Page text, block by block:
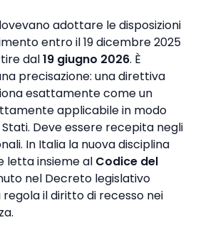
adottare le disposizioni
entro il 19 dicembre 2025
dal19 giugno 2026. È
precisazione: una direttiva
esattamente come un
applicabile in modo
Deve essere recepita negli
In Italia la nuova disciplina
letta insieme al Codice del
nel Decreto legislativo
il diritto di recesso nei